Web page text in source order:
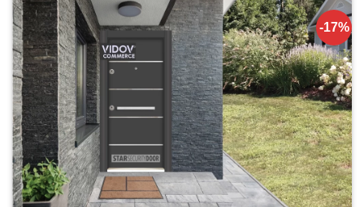
-17%
Добавяне
към
списъка с
харесани
продукти